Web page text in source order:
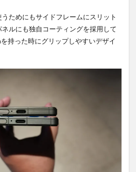
ためにもサイドフレームにスリット
ルにも独自コーティングを採用して
持った時にグリップしやすいデザイ